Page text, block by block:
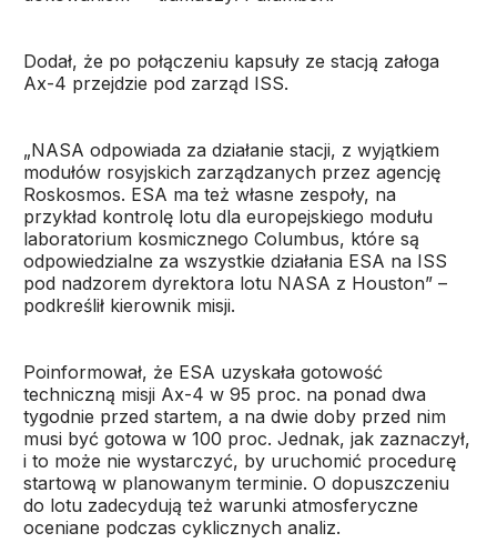
Dodał, że po połączeniu kapsuły ze stacją załoga
Ax-4 przejdzie pod zarząd ISS.
„NASA odpowiada za działanie stacji, z wyjątkiem
modułów rosyjskich zarządzanych przez agencję
Roskosmos. ESA ma też własne zespoły, na
przykład kontrolę lotu dla europejskiego modułu
laboratorium kosmicznego Columbus, które są
odpowiedzialne za wszystkie działania ESA na ISS
pod nadzorem dyrektora lotu NASA z Houston” –
podkreślił kierownik misji.
Poinformował, że ESA uzyskała gotowość
techniczną misji Ax-4 w 95 proc. na ponad dwa
tygodnie przed startem, a na dwie doby przed nim
musi być gotowa w 100 proc. Jednak, jak zaznaczył,
i to może nie wystarczyć, by uruchomić procedurę
startową w planowanym terminie. O dopuszczeniu
do lotu zadecydują też warunki atmosferyczne
oceniane podczas cyklicznych analiz.